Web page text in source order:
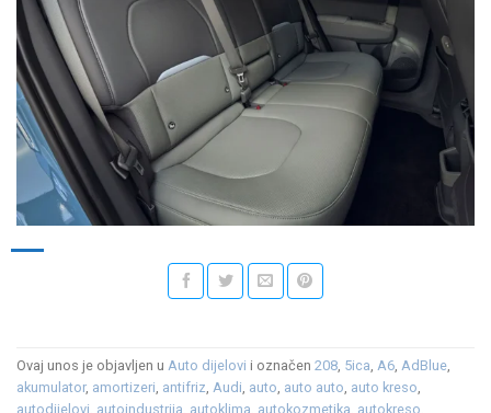
Ovaj unos je objavljen u Auto dijelovi i označen 208, 5ica, A6, AdBlue,
akumulator, amortizeri, antifriz, Audi, auto, auto auto, auto kreso,
autodijelovi, autoindustrija, autoklima, autokozmetika, autokreso,